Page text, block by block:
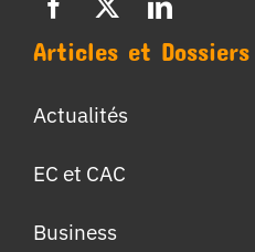
Articles et Dossiers
Actualités
EC et CAC
Business